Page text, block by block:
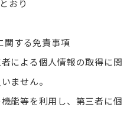
おり
関する免責事項
による個人情報の取得に関
ません。
能等を利用し、第三者に個